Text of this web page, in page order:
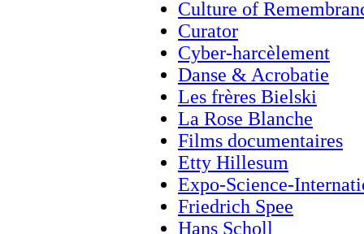
Culture of
Curator
Cyber-harcèlement
Danse & Acrobatie
Les frères Bielski
La Rose Blanche
Films documentaires
Etty Hillesum
Expo-Science-
Friedrich Spee
Hans Scholl